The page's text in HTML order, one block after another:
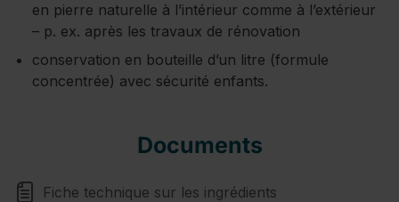
en pierre naturelle à l’intérieur comme à l’extérieur
– p. ex. après les travaux de rénovation
conservation en bouteille d’un litre (formule
concentrée) avec sécurité enfants.
Documents
Fiche technique sur les ingrédients